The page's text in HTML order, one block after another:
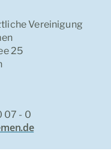
Vereinigung
25
07 - 0